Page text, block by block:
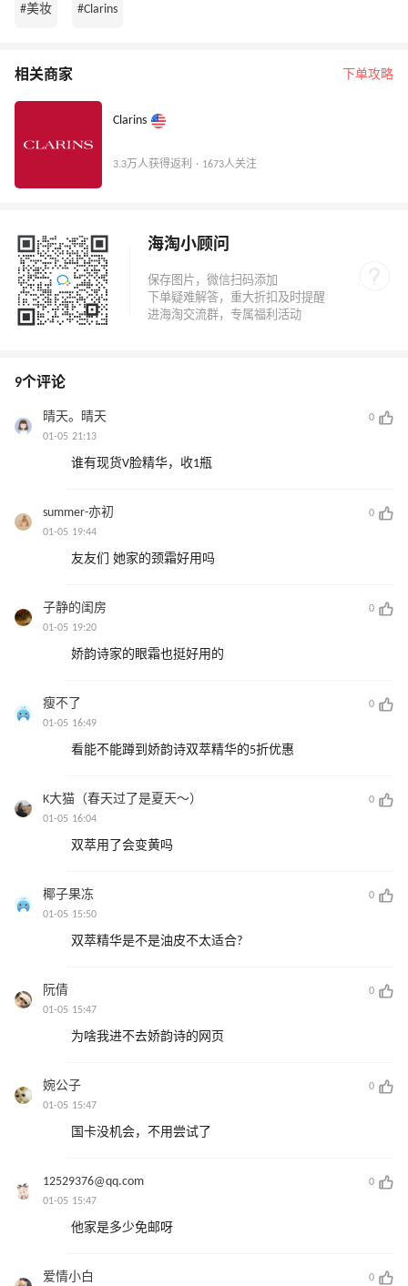
#美妆 #Clarins
相关商家 下单攻略
Clarins
3.3万人获得返利 · 1673人关注
海淘小顾问
9个评论
晴天。晴天
0
01-05 21:13
谁有现货V脸精华，收1瓶
summer-亦初
0
01-05 19:44
友友们 她家的颈霜好用吗
子静的闺房
0
01-05 19:20
娇韵诗家的眼霜也挺好用的
瘦不了
0
01-05 16:49
看能不能蹲到娇韵诗双萃精华的5折优惠
K大猫（春天过了是夏天～）
0
01-05 16:04
双萃用了会变黄吗
椰子果冻
0
01-05 15:50
双萃精华是不是油皮不太适合?
阮倩
0
01-05 15:47
为啥我进不去娇韵诗的网页
婉公子
0
01-05 15:47
国卡没机会，不用尝试了
12529376@qq.com
0
01-05 15:47
他家是多少免邮呀
爱情小白
0